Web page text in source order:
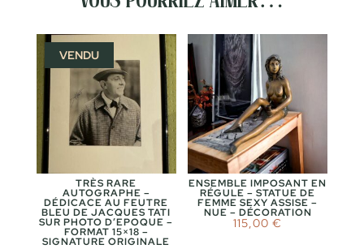
VENDU
TRÈS RARE
AUTOGRAPHE –
DÉDICACE AU FEUTRE
BLEU DE JACQUES TATI
SUR PHOTO D’EPOQUE –
FORMAT 15×18 –
SIGNATURE ORIGINALE
ENSEMBLE IMPOSANT EN
RÉGULE – STATUE DE
FEMME SEXY ASSISE –
NUE – DÉCORATION
115,00€